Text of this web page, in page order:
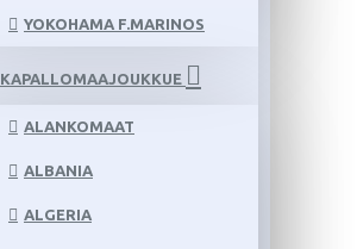
YOKOHAMA F.MARINOS
ALANKOMAAT
ALBANIA
ALGERIA